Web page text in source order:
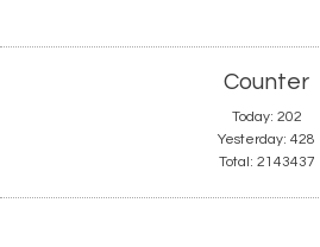
Counter
Today: 202
Yesterday: 428
Total: 2143437